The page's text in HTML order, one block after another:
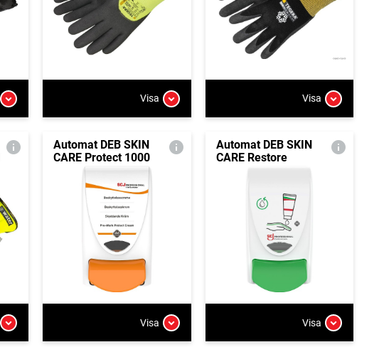
Visa Visa
Automat DEB SKIN
CARE Protect 1000
Visa
Automat DEB SKIN
CARE Restore
Visa